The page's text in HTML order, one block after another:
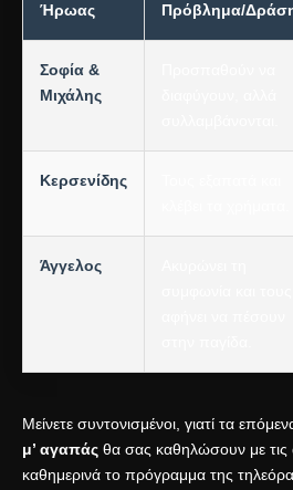
Ήρωας Πρόβλημα/
Σοφία &
Μιχάλης
Κερσενίδης
Άγγελος
Μείνετε συντονισμένοι, γιατί τα
μ’ αγαπάς θα σας καθηλώσουν με τις
καθημερινά το πρόγραμμα της